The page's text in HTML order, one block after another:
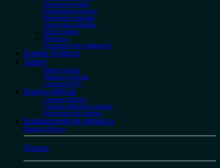
Suelo de círculos
Pavimentos checker
Pavimento estriado
Suelo para caballos
Suelo rugoso
Felpudos
Accesorios de instalación
Suelos Vinílicos
Tatami
Tatami puzzle
Tatamis sin forrar
Lonas de PVC
Grama artificial
Césped artificial
Césped infantil de colores
Accesorios de césped
Equipamento de ginástica
Material Fitness
Fitness